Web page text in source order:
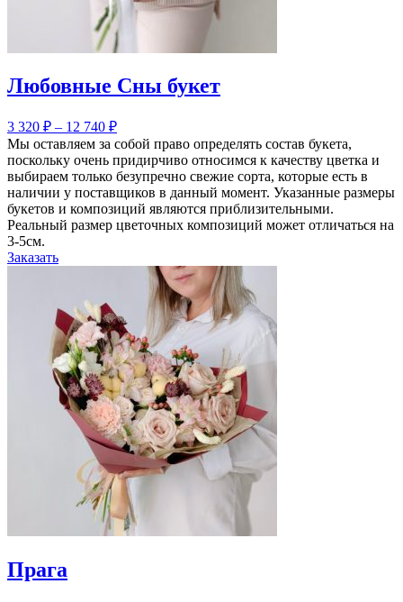
Любовные Сны букет
3 320 ₽ – 12 740 ₽
Мы оставляем за собой право определять состав букета,
поскольку очень придирчиво относимся к качеству цветка и
выбираем только безупречно свежие сорта, которые есть в
наличии у поставщиков в данный момент. Указанные размеры
букетов и композиций являются приблизительными.
Реальный размер цветочных композиций может отличаться на
3-5см.
Заказать
Прага